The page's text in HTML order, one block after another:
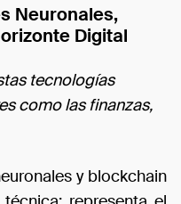
Neuronales,
Digital
tecnologías
como las finanzas,
y blockchain